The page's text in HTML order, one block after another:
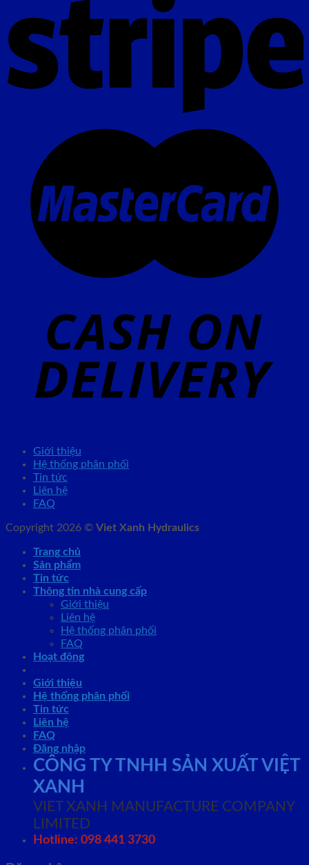
Giới thiệu
Hệ thống phân phối
Tin tức
Liên hệ
FAQ
Copyright 2026 © Viet Xanh Hydraulics
Trang chủ
Sản phẩm
Tin tức
Thông tin nhà cung cấp
Giới thiệu
Liên hệ
Hệ thống phân phối
FAQ
Hoạt động
Giới thiệu
Hệ thống phân phối
Tin tức
Liên hệ
FAQ
Đăng nhập
CÔNG TY TNHH SẢN XUẤT VIỆT
XANH
VIET XANH MANUFACTURE COMPANY
LIMITED
Hotline: 098 441 3730